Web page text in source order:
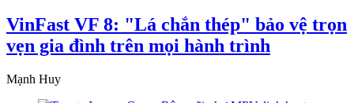
VinFast VF 8: "Lá chắn thép" bảo vệ trọn
vẹn gia đình trên mọi hành trình
Mạnh Huy